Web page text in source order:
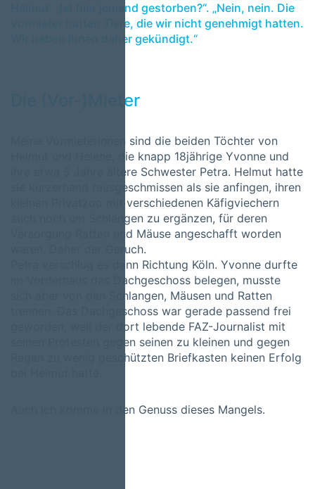
Helmut. „Ist hier jemand gestorben?“. „Nein, nein. Die
Vormieter hatten Tiere, die wir nicht genehmigt hatten.
Wir haben ihnen daher gekündigt.“
Die (Vor-)Mieter
Meine Vormieterinnen sind die beiden Töchter von
Helmut und Helene, die knapp 18jährige Yvonne und
ihre etwa 5 Jahre ältere Schwester Petra. Helmut hatte
sie kurzerhand rausgeschmissen als sie anfingen, ihren
kleinen Privatzoo mit verschiedenen Käfigviechern
auch noch um Schlangen zu ergänzen, für deren
Versorgung Ratten und Mäuse angeschafft worden
waren. Daher der Geruch.
Petra verschlug es dann Richtung Köln. Yvonne durfte
im Vorderhaus das Dachgeschoss belegen, musste
sich aber von den Schlangen, Mäusen und Ratten
trennen. Das Dachgeschoss war gerade passend frei
geworden, weil der dort lebende FAZ-Journalist mit
seinen Protesten gegen seinen zu kleinen und gegen
Regen zu wenig geschützten Briefkasten keinen Erfolg
Auch ich komme in den Genuss dieses Mangels.